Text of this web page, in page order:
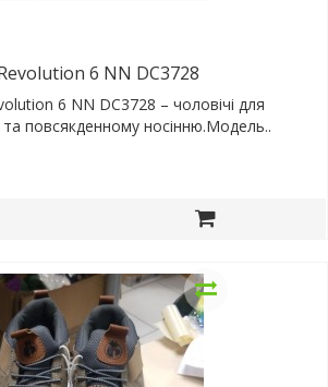
6 NN DC3728
6 NN DC3728 – чоловічі для
та повсякденному носінню.Модель..